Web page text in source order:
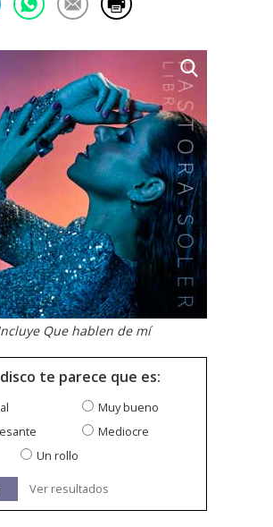
Que hablen de mí
disco te parece que es:
Muy bueno
Mediocre
Un rollo
Ver resultados